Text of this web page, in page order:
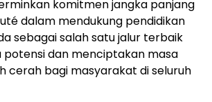
komitmen jangka panjang
dalam mendukung pendidikan
sebagai salah satu jalur terbaik
dan menciptakan masa
cerah bagi masyarakat di seluruh